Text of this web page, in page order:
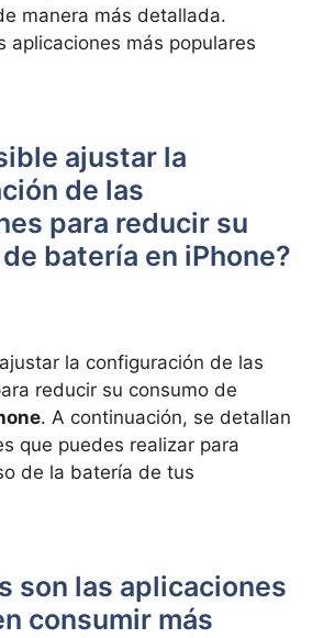
manera más detallada.
‍aplicaciones‍ más populares
ajustar la
de las
para‍ reducir su
batería en iPhone?
la configuración de las
reducir su consumo de
. A continuación, se detallan
que puedes realizar para
de ​la batería de tus
son las aplicaciones
consumir más